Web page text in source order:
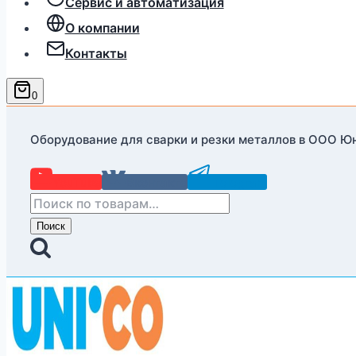
О компании
Контакты
0
Оборудование для сварки и резки металлов в ООО
Искать:
Поиск